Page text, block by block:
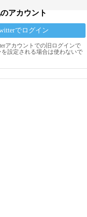
アカウント
でログイン
アカウントでの旧ログインで
設定される場合は使わないで